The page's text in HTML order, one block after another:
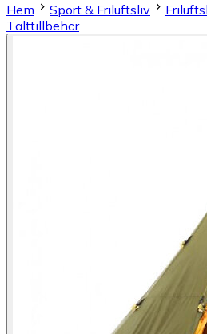
Hem
Sport & Friluftsliv
Tälttillbehör